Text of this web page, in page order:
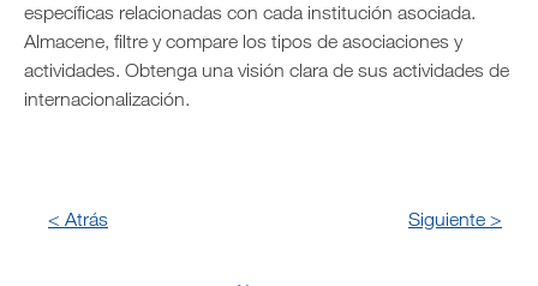
específicas relacionadas con cada institución asociada.
Almacene, filtre y compare los tipos de asociaciones y
actividades. Obtenga una visión clara de sus actividades de
internacionalización.
< Atrás Siguiente >